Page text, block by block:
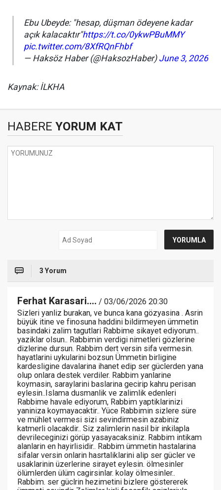
Ebu Ubeyde: "hesap, düşman ödeyene kadar
açık kalacaktır"https://t.co/0ykwPBuMMY
pic.twitter.com/8XfRQnFhbf
— Haksöz Haber (@HaksozHaber) June 3, 2026
Kaynak: İLKHA
HABERE YORUM KAT
3 Yorum
Ferhat Karasari.... / 03/06/2026 20:30
Sizleri yanliz burakan, ve bunca kana gözyasina . Asrin
büyük itine ve finosuna haddini bildirmeyen ümmetin
basindaki zalim tagutlari Rabbime sikayet ediyorum..
yaziklar olsun.. Rabbimin verdigi nimetleri gözlerine
dizlerine dursun. Rabbim dert versin sifa vermesin.
hayatlarini uykularini bozsun Ümmetin birligine
kardesligine davalarina ihanet edip ser güclerden yana
olup onlara destek verdiler. Rabbim yanlarine
koymasin, saraylarini baslarina gecirip kahru perisan
eylesin..Islama dusmanlik ve zalimlik edenleri
Rabbime havale ediyorum, Rabbim yaptiklarinizi
yaniniza koymayacaktir.. Yüce Rabbimin sizlere süre
ve mühlet vermesi sizi sevindirmesin azabiniz
katmerli olacakdir.. Siz zalimlerin nasil bir inkilapla
devrileceginizi görüp yasayacaksiniz. Rabbim intikam
alanlarin en hayirlisidir.. Rabbim ümmetin hastalarina
sifalar versin onlarin hasrtaliklarini alip ser gücler ve
usaklarinin üzerlerine sirayet eylesin. ölmesinler
ölümlerden ülüm cagirsinlar. kolay ölmesinler..
Rabbim. ser güclrin hezimetini bizlere göstererek